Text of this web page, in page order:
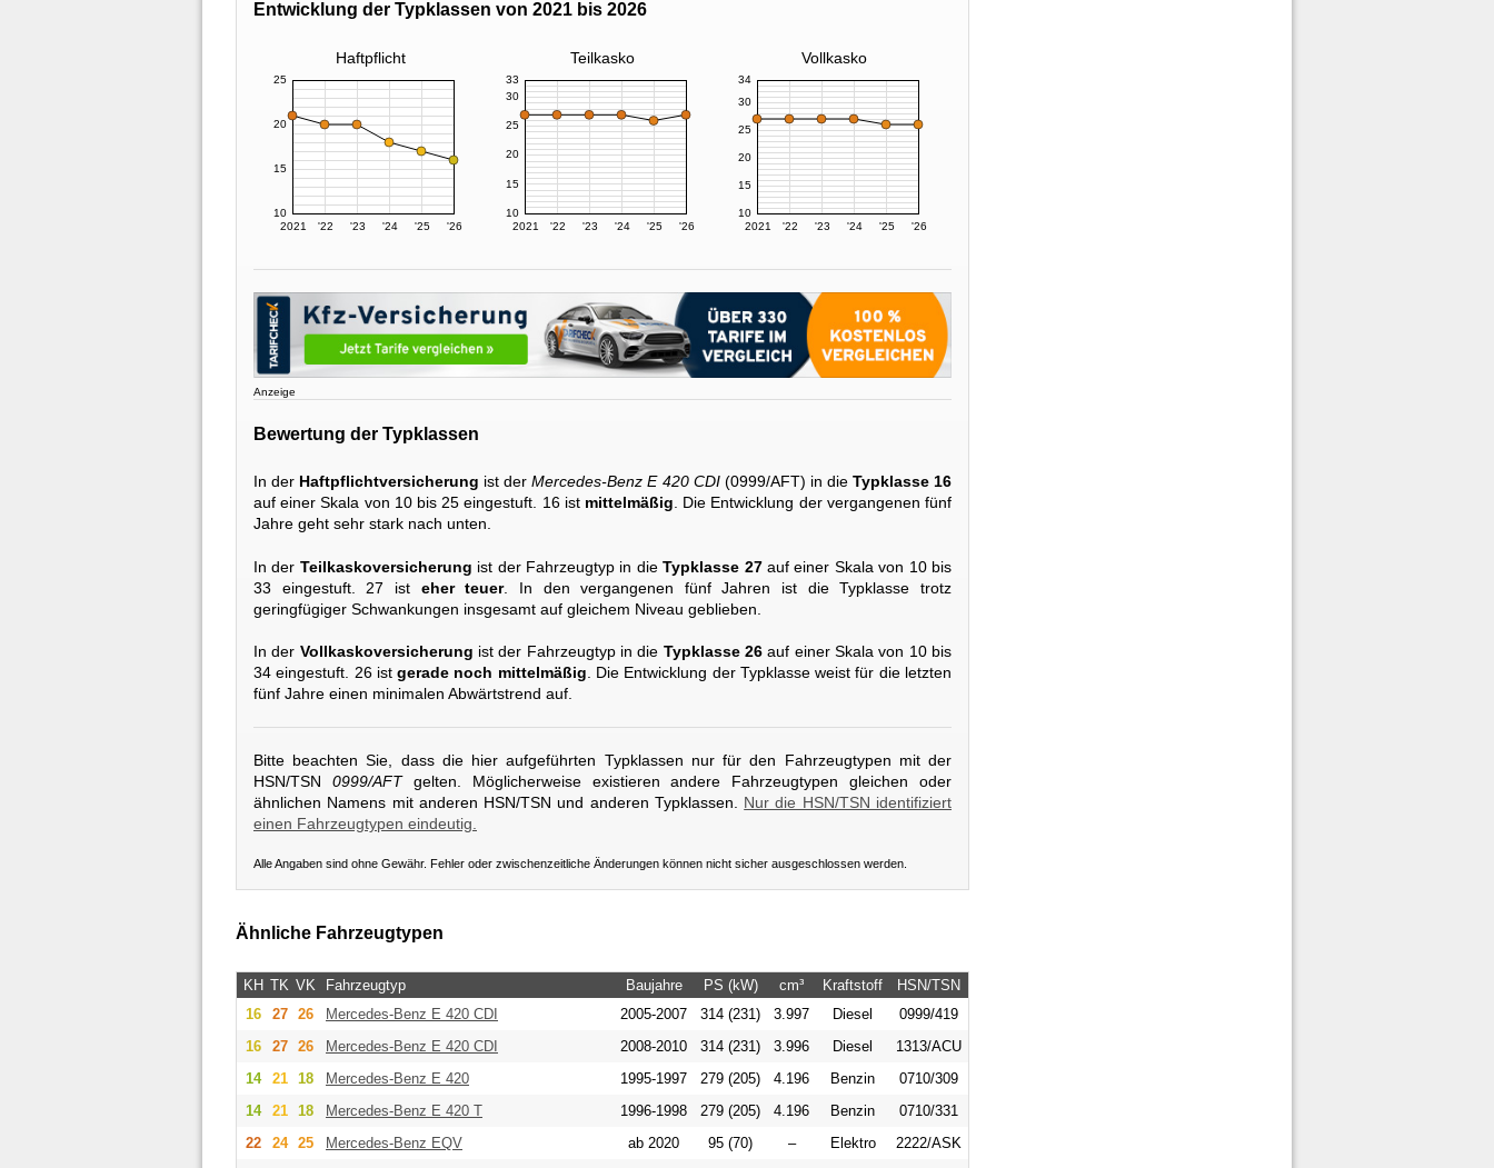
Entwicklung der Typklassen von 2021 bis 2026
Haftpflicht Teilkasko Vollkasko
2021 '22 '23 '24 '25 '26
10
15
20
25
2021 '22 '23 '24 '25 '26
10
15
20
25
30
33
2021 '22 '23 '24 '25 '26
10
15
20
25
30
34
Anzeige
Bewertung der Typklassen
In der Haftpflichtversicherung ist derMercedes-Benz E 420 CDI(0999/AFT) in die Typklasse 16
auf einer Skala von 10 bis 25 eingestuft. 16 ist mittelmäßig . Die Entwicklung der vergangenen fünf
Jahre geht sehr stark nach unten.
In der Teilkaskoversicherung ist der Fahrzeugtyp in dieTypklasse 27auf einer Skala von 10 bis
33 eingestuft. 27 ist eher teuer. In den vergangenen fünf Jahren ist die Typklasse trotz
geringfügiger Schwankungen insgesamt auf gleichem Niveau geblieben.
In der Vollkaskoversicherung ist der Fahrzeugtyp in die Typklasse 26 auf einer Skala von 10 bis
34 eingestuft. 26 istgerade noch mittelmäßig. Die Entwicklung der Typklasse weist für die letzten
fünf Jahre einen minimalen Abwärtstrend auf.
Bitte beachten Sie, dass die hier aufgeführten Typklassen nur für den Fahrzeugtypen mit der
HSN/TSN 0999/AFTgelten. Möglicherweise existieren andere Fahrzeugtypen gleichen oder
ähnlichen Namens mit anderen HSN/TSN und anderen Typklassen. Nur die HSN/TSN identifiziert
einen Fahrzeugtypen eindeutig.
Alle Angaben sind ohne Gewähr. Fehler oder zwischenzeitliche Änderungen können nicht sicher ausgeschlossen werden.
Ähnliche Fahrzeugtypen
KH TK VK Fahrzeugtyp Baujahre PS (kW) cm³ Kraftstoff
HSN/TSN
16
27 26 Mercedes-Benz E 420 CDI 2005-2007 314 (231) 3.997 Diesel
0999/419
16
27 26 Mercedes-Benz E 420 CDI 2008-2010 314 (231) 3.996 Diesel
1313/ACU
14
21 18 Mercedes-Benz E 420 1995-1997 279 (205) 4.196 Benzin
0710/309
14
21 18 Mercedes-Benz E 420 T 1996-1998 279 (205) 4.196 Benzin
0710/331
22
24 25 Mercedes-Benz EQV ab 2020 95 (70) – Elektro
2222/ASK